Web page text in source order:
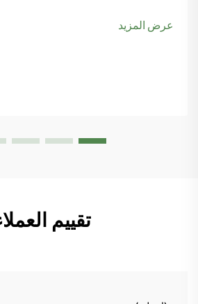
عرض المزيد
تقييم